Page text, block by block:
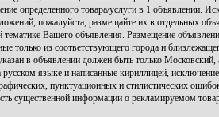
определенного товара/услуги в 1 объявлении.
пожалуйста, размещайте их в отдельных
Вашего объявления. Размещение
из соответствующего города и
в объявлении должен быть только
языке и написанные кириллицей,
пунктуационных и стилистических
существенной информации о рекламируемом